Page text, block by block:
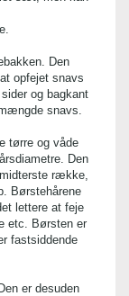
Den
opfejet snavs
og bagkant
snavs.
tørre og våde
Den
række,
Børstehårene
lettere at feje
etc. Børsten er
fastsiddende
er desuden